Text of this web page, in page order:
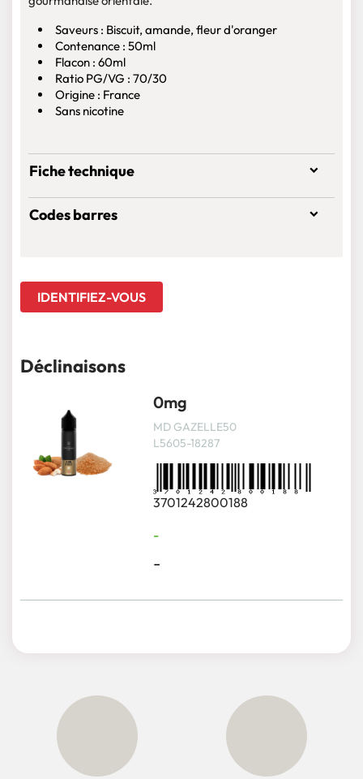
Saveurs : Biscuit, amande, fleur d'oranger
Contenance : 50ml
Flacon : 60ml
Ratio PG/VG : 70/30
Origine : France
Sans nicotine
Fiche technique
Codes barres
IDENTIFIEZ-VOUS
Déclinaisons
0mg
MD GAZELLE50
L5605-18287
3701242800188
-
-